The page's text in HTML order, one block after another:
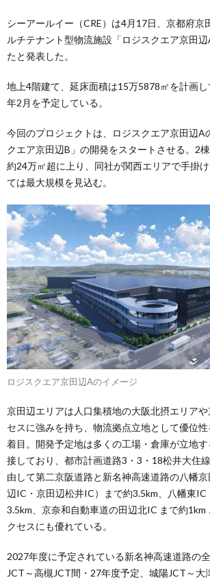
シーアールイー（CRE）は4月17日、京都府京
ルチテナント型物流施設「ロジスクエア京田
たと発表した。
地上4階建て、延床面積は15万5878㎡を計画
年2月を予定している。
今回のプロジェクトは、ロジスクエア京田辺A
クエア京田辺B」の開発をスタートさせる。2
約24万㎡超に上り、同社が関西エリアで手掛
ては最大規模を見込む。
ロジスクエア京田辺Aのイメージ
京田辺エリアは人口集積地の大阪北摂エリア
セスに強みを持ち、物流拠点立地として優位
着目。開発予定地は多くの工場・倉庫が立地
接しており、都市計画道路3・3・18松井大住
由して第二京阪道路と新名神高速道路の八幡
辺IC・京田辺松井IC）まで約3.5km、八幡東IC
3.5km、京奈和自動車道の田辺北IC まで約1km
クセスにも優れている。
2027年度に予定されている新名神高速道路の
JCT～高槻JCT間・27年度予定、城陽JCT～大